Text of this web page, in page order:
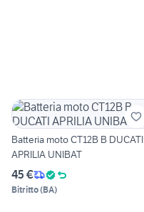
Batteria moto CT12B B DUCATI
APRILIA UNIBAT
45 €
Bitritto(BA)